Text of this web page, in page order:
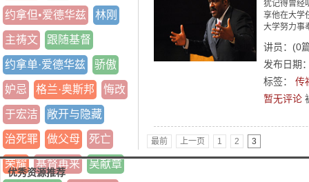
约拿但•爱德华兹 林刚
主祷文 跟随基督
约拿单·爱德华兹 骄傲
妒忌 格兰·奥斯邦 悔改
于宏洁 敞开与隐藏
治死罪 做父母 死亡
荣耀 基督再来 吴献章
犹记得曾经
享他在大学
大学努力事
讲员： (0
发布日期
标签： 传
暂无评论
最前 上一页 1 2 3
优秀资源推荐